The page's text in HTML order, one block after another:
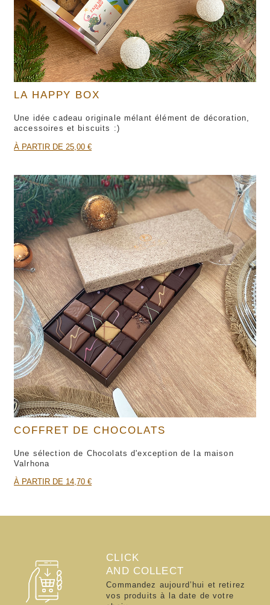
LA HAPPY BOX
Une idée cadeau originale mélant élément de décoration,
accessoires et biscuits :)
À PARTIR DE 25,00 €
COFFRET DE CHOCOLATS
Une sélection de Chocolats d'exception de la maison
Valrhona
À PARTIR DE 14,70 €
CLICK
AND COLLECT
Commandez aujourd’hui et retirez
vos produits à la date de votre